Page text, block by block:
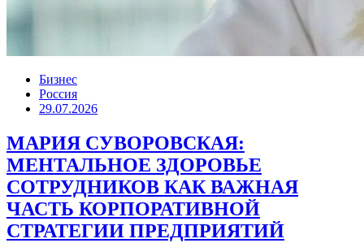
Бизнес
Россия
29.07.2026
МАРИЯ СУВОРОВСКАЯ:
МЕНТАЛЬНОЕ ЗДОРОВЬЕ
СОТРУДНИКОВ КАК ВАЖНАЯ
ЧАСТЬ КОРПОРАТИВНОЙ
СТРАТЕГИИ ПРЕДПРИЯТИЙ